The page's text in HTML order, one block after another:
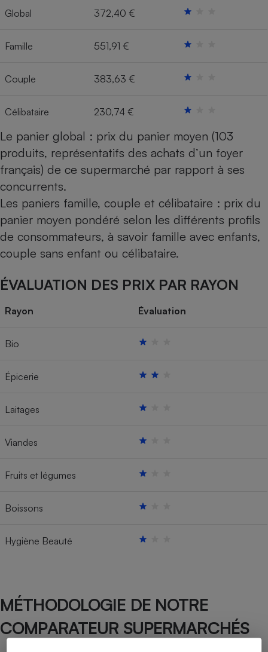
Global 372,40 €
Famille 551,91 €
Couple 383,63 €
Célibataire 230,74 €
Le panier global : prix du panier moyen (103
produits, représentatifs des achats d’un foyer
français) de ce supermarché par rapport à ses
concurrents.
Les paniers famille, couple et célibataire : prix du
panier moyen pondéré selon les différents profils
de consommateurs, à savoir famille avec enfants,
couple sans enfant ou célibataire.
ÉVALUATION DES PRIX PAR RAYON
Rayon Évaluation
Bio
Épicerie
Laitages
Viandes
Fruits et légumes
Boissons
Hygiène Beauté
MÉTHODOLOGIE DE NOTRE
COMPARATEUR SUPERMARCHÉS